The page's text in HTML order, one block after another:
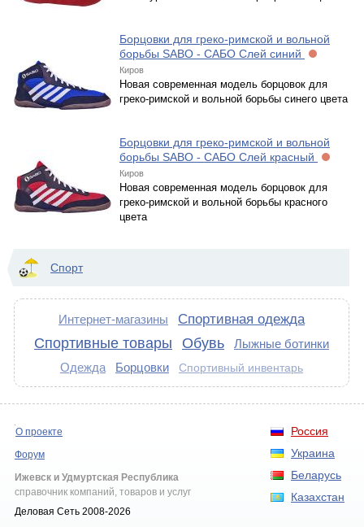
Борцовки для греко-римской и вольной
борьбы SABO - САБО Слей синий
Киров
Новая современная модель борцовок для
греко-римской и вольной борьбы синего цвета
Борцовки для греко-римской и вольной
борьбы SABO - САБО Слей красный
Киров
Новая современная модель борцовок для
греко-римской и вольной борьбы красного
цвета
Спорт
Интернет-магазины Спортивная одежда
Спортивные товары Обувь
Лыжные ботинки
Одежда
Борцовки Спортивный инвентарь
Россия
Украина
Беларусь
Казахстан
О проекте
Форум
Ижевск и Удмуртская Республика
справочник компаний, товаров и услуг
Деловая Сеть 2008-2026